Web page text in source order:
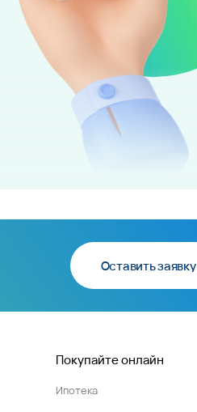
Оставить заявку
Покупайте онлайн
Ипотека